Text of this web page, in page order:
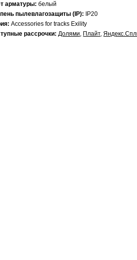
арматуры:белый
пылевлагозащиты (IP):
IP20
Accessories for tracks Exility
рассрочки:Долями, Плайт,